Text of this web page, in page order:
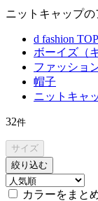
ニットキャップ
d fashion TOP
ボーイズ（
ファッショ
帽子
ニットキャ
32件
サイズ
絞り込む
カラーをまと